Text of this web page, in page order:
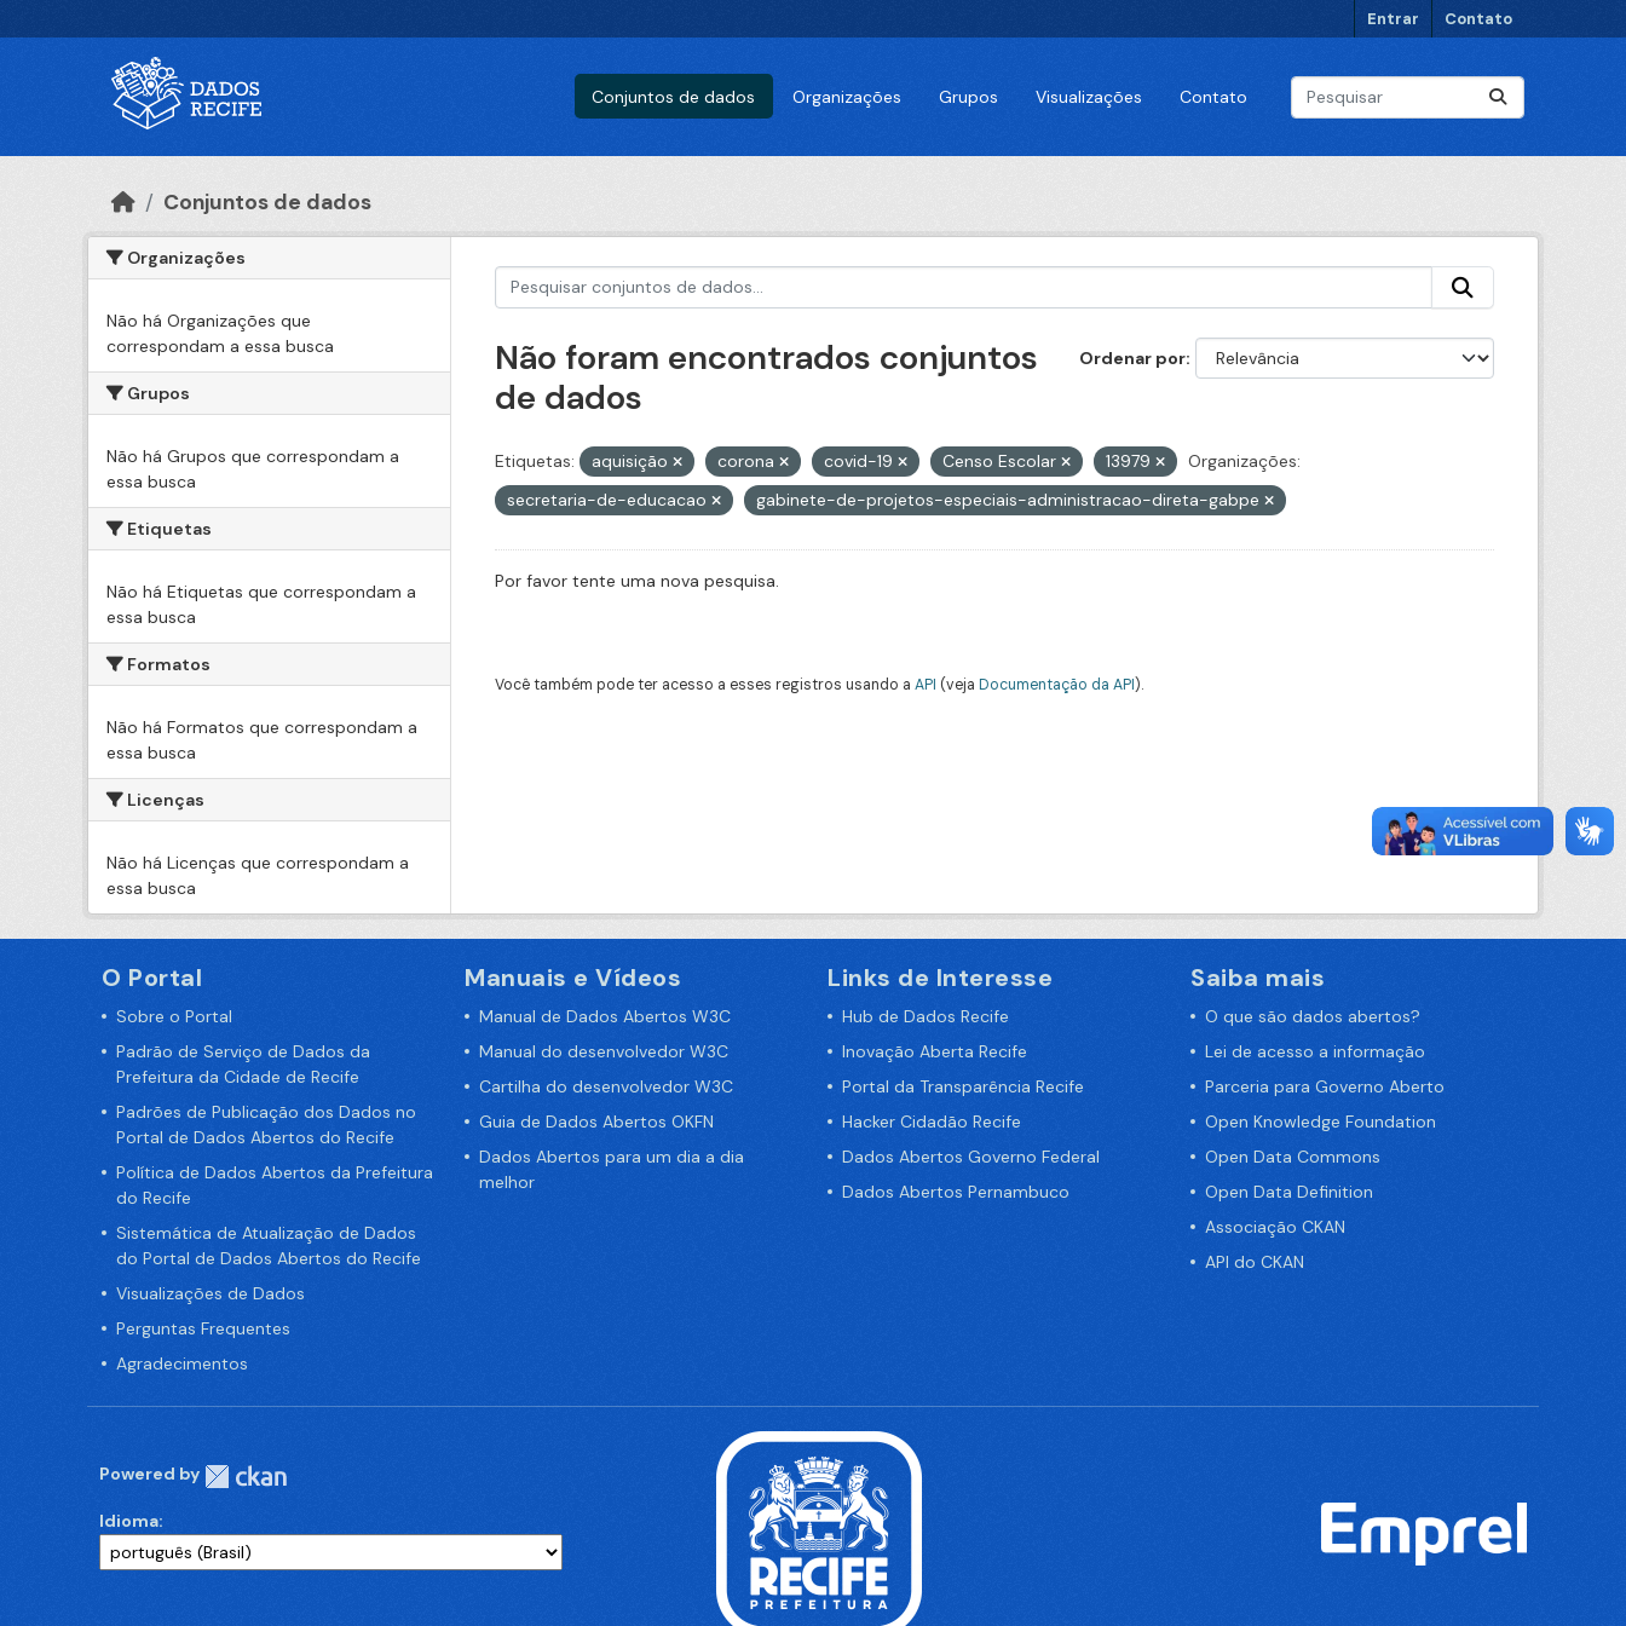
Entrar Contato
Conjuntos de dados Organizações Grupos Visualizações Contato
Conjuntos de dados
Organizações
Não há Organizações que
correspondam a essa busca
Grupos
Não há Grupos que correspondam a
essa busca
Etiquetas
Não há Etiquetas que correspondam a
essa busca
Formatos
Não há Formatos que correspondam a
essa busca
Licenças
Não há Licenças que correspondam a
essa busca
Ordenar por
Não foram encontrados conjuntos
de dados
Etiquetas: aquisição corona covid-19 Censo Escolar 13979
Organizações:
secretaria-de-educacao
gabinete-de-projetos-especiais-administracao-direta-gabpe
Por favor tente uma nova pesquisa.
Você também pode ter acesso a esses registros usando a API (veja Documentação da API).
O Portal
Sobre o Portal
Padrão de Serviço de Dados da
Prefeitura da Cidade de Recife
Padrões de Publicação dos Dados no
Portal de Dados Abertos do Recife
Política de Dados Abertos da Prefeitura
do Recife
Sistemática de Atualização de Dados
do Portal de Dados Abertos do Recife
Visualizações de Dados
Perguntas Frequentes
Agradecimentos
Manuais e Vídeos
Manual de Dados Abertos W3C
Manual do desenvolvedor W3C
Cartilha do desenvolvedor W3C
Guia de Dados Abertos OKFN
Dados Abertos para um dia a dia
melhor
Links de Interesse
Hub de Dados Recife
Inovação Aberta Recife
Portal da Transparência Recife
Hacker Cidadão Recife
Dados Abertos Governo Federal
Dados Abertos Pernambuco
Saiba mais
O que são dados abertos?
Lei de acesso a informação
Parceria para Governo Aberto
Open Knowledge Foundation
Open Data Commons
Open Data Definition
Associação CKAN
API do CKAN
Powered by
Idioma